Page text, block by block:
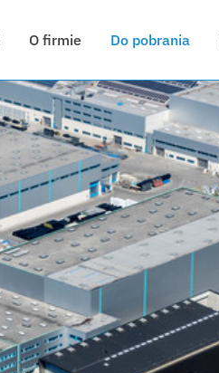
O firmie Do pobrania